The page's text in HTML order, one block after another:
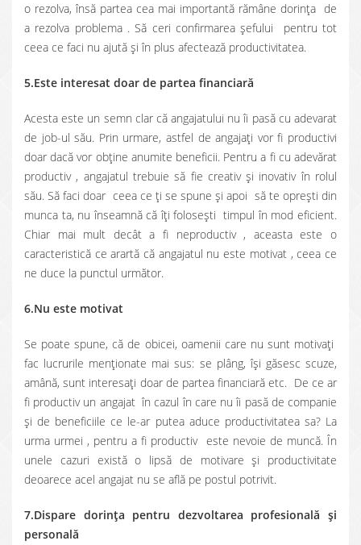
o rezolva, însă partea cea mai importantă rămâne dorinţa de
a rezolva problema . Să ceri confirmarea şefului pentru tot
ceea ce faci nu ajută şi în plus afectează productivitatea.
5.Este interesat doar de partea financiară
Acesta este un semn clar că angajatului nu îi pasă cu adevarat
de job-ul său. Prin urmare, astfel de angajaţi vor fi productivi
doar dacă vor obţine anumite beneficii. Pentru a fi cu adevărat
productiv , angajatul trebuie să fie creativ şi inovativ în rolul
său. Să faci doar ceea ce ţi se spune şi apoi să te opreşti din
munca ta, nu înseamnă că îţi foloseşti timpul în mod eficient.
Chiar mai mult decât a fi neproductiv , aceasta este o
caracteristică ce arartă că angajatul nu este motivat , ceea ce
ne duce la punctul următor.
6.Nu este motivat
Se poate spune, că de obicei, oamenii care nu sunt motivaţi
fac lucrurile menţionate mai sus: se plâng, îşi găsesc scuze,
amână, sunt interesaţi doar de partea financiară etc. De ce ar
fi productiv un angajat în cazul în care nu îi pasă de companie
şi de beneficiile ce le-ar putea aduce productivitatea sa? La
urma urmei , pentru a fi productiv este nevoie de muncă. În
unele cazuri există o lipsă de motivare şi productivitate
deoarece acel angajat nu se află pe postul potrivit.
7.Dispare dorinţa pentru dezvoltarea profesională şi
personală